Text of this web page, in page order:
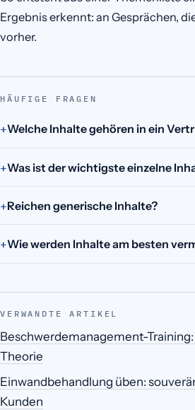
Ergebnis erkennt: an Gesprächen,
vorher.
HÄUFIGE FRAGEN
Welche Inhalte gehören in ein
Was ist der wichtigste einzelne
Reichen generische Inhalte?
Wie werden Inhalte am besten
VERWANDTE ARTIKEL
Beschwerdemanagement-
Theorie
Einwandbehandlung üben:
Kunden